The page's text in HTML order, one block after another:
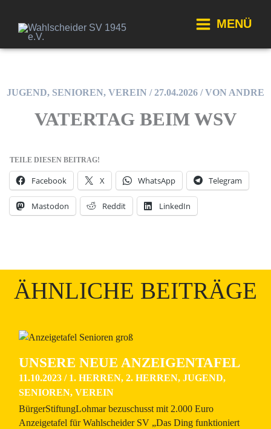
springen
MENÜ
JUGEND, SENIOREN, VEREIN / 27.04.2026 / VON ANDRE
VATERTAG BEIM WSV
TEILE DIESEN BEITRAG!
Facebook X WhatsApp Telegram
Mastodon Reddit LinkedIn
ÄHNLICHE BEITRÄGE
UNSERE NEUE ANZEIGENTAFEL
11.10.2023 / 1. HERREN, 2. HERREN, JUGEND,
SENIOREN, VEREIN
BürgerStiftungLohmar bezuschusst mit 2.000 Euro
Anzeigetafel für Wahlscheider SV „Das Ding funktioniert